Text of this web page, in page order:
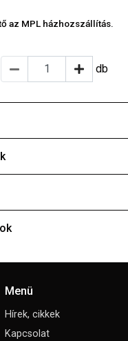
az MPL házhozszállítás.
db
Menü
Hírek, cikkek
Kapcsolat